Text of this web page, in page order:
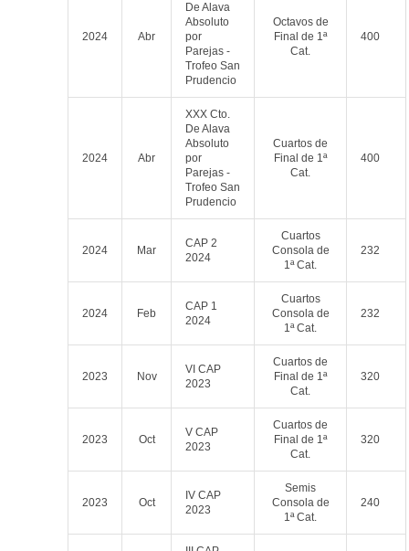
2024 Abr
De Alava
Absoluto
por
Parejas -
Trofeo San
Prudencio
Octavos de
Final de 1ª
Cat.
400
2024 Abr
XXX Cto.
De Alava
Absoluto
por
Parejas -
Trofeo San
Prudencio
Cuartos de
Final de 1ª
Cat.
400
2024 Mar
CAP 2
2024
Cuartos
Consola de
1ª Cat.
232
2024 Feb
CAP 1
2024
Cuartos
Consola de
1ª Cat.
232
2023 Nov
VI CAP
2023
Cuartos de
Final de 1ª
Cat.
320
2023 Oct
V CAP
2023
Cuartos de
Final de 1ª
Cat.
320
2023 Oct
IV CAP
2023
Semis
Consola de
1ª Cat.
240